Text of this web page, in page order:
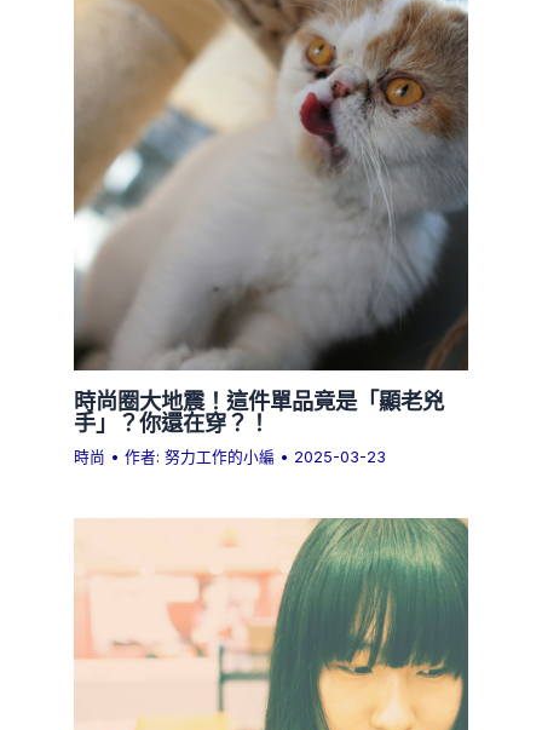
時尚圈大地震！這件單品竟是「顯老兇
手」？你還在穿？！
時尚 • 作者:努力工作的小編 • 2025-03-23